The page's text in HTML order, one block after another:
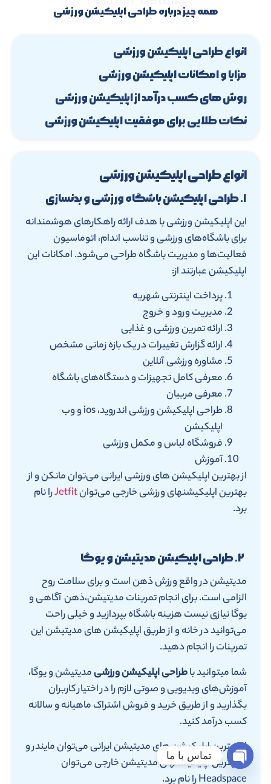
همه چیز درباره طراحی اپلیکیشن ورزشی
انواع طراحی اپلیکیشن ورزشی
مزایا و امکانات اپلیکیشن ورزشی
روش های کسب درآمد از اپلیکیشن ورزشی
نکات طلایی برای موفقیت اپلیکیشن ورزشی
انواع طراحی اپلیکیشن ورزشی
۱. طراحی اپلیکیشن باشگاه ورزشی و بدنسازی
این اپلیکیشن ورزشی با هدف ارائه راهکارهای هوشمندانه
برای باشگاه‌های ورزشی و تناسب اندام، اتوماسیون
فعالیت‌ها و مدیریت باشگاه طراحی می‌شود. امکانات این
اپلیکیشن عبارتند از:
پرداخت اینترنتی شهریه
مدیریت ورود و خروج
ارائه تمرین ورزشی و غذایی
ارائه گزارش تغییرات در یک بازه زمانی مشخص
مشاوره ورزشی آنلاین
معرفی کامل تجهیزات و دستگاه‌های باشگاه
معرفی مربیان
طراحی اپلیکیشن ورزشی اندروید، ios و وب
اپلیکیشن
فروشگاه لباس و مکمل ورزشی
آموزش‌
از بهترین اپلیکیشن های ورزشی ایرانی می‌توان مانکن و از
بهترین اپلیکیشنهای ورزشی خارجی می‌توانJetfitرا نام
برد.
مدیتیشن در واقع ورزش ذهن است و برای سلامت روح
الزامی است. برای انجام تمرینات مدیتیشن،ذهن آگاهی و
یوگا نیازی نیست هزینه باشگاه بپردازید و خیلی راحت
می‌توانید در خانه و از طریق اپلیکیشن های مدیتیشن این
تمرینات را انجام دهید.
شما میتوانید باطراحی اپلیکیشن ورزشیمدیتیشن و یوگا،
آموزش‌های ویدیویی و صوتی لازم را در اختیار کاربران
بگذارید و از طریق خرید و فروش اشتراک ماهیانه و سالانه
کسب درآمد کنید.
از بهترین اپلیکیشن های مدیتیشن ایرانی می‌توان مایندر و
از بهترین اپلیکیشنهای مدیتیشن خارجی می‌توان
Headspace را نام برد.
تماس با ما
Open chaty